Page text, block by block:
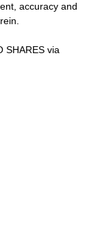
accuracy and
SHARES via